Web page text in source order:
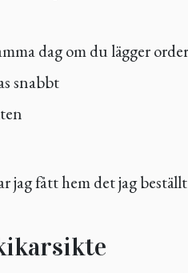
dag om du lägger
snabbt
jag fått hem det jag